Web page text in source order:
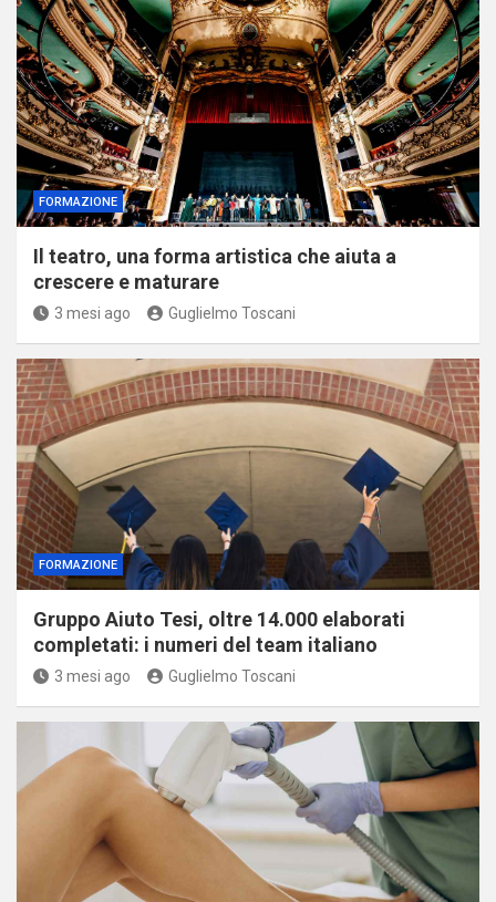
FORMAZIONE
Il teatro, una forma artistica che aiuta a
crescere e maturare
3 mesi ago Guglielmo Toscani
FORMAZIONE
Gruppo Aiuto Tesi, oltre 14.000 elaborati
completati: i numeri del team italiano
3 mesi ago Guglielmo Toscani